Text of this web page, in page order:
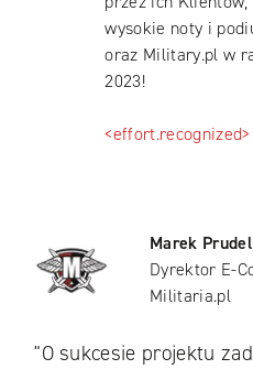
wysokie noty i
oraz Military.pl w
2023!
<effort.recognized>
Marek Prudel
Dyrektor E-
Militaria.pl
"O sukcesie projektu